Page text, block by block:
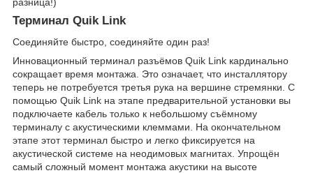
разница!)
Терминал Quik Link
Соединяйте быстро, соединяйте один раз!
Инновационный терминал разъёмов Quik Link кардинально
сокращает время монтажа. Это означает, что инсталлятору
теперь не потребуется третья рука на вершине стремянки. С
помощью Quik Link на этапе предварительной установки вы
подключаете кабель только к небольшому съёмному
терминалу с акустическими клеммами. На окончательном
этапе этот терминал быстро и легко фиксируется на
акустической системе на неодимовых магнитах. Упрощён
самый сложный момент монтажа акустики на высоте